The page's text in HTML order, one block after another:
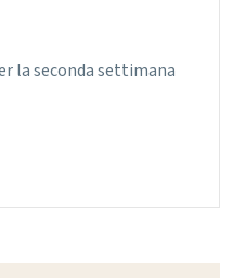
la seconda settimana